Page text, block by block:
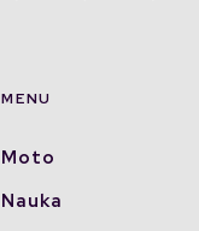
MENU
Moto
Nauka